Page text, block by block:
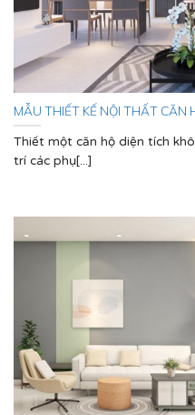
MẪU THIẾT KẾ NỘI THẤT CĂN
Thiết một căn hộ diện tích
trí các phụ[...]